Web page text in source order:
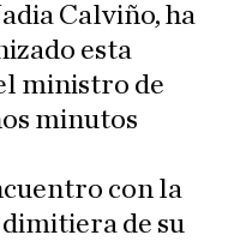
Calviño, ha
esta
ministro de
minutos
con la
de su